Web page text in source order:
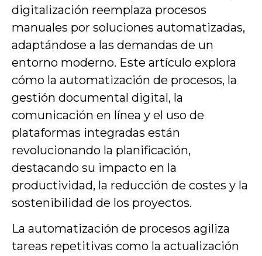
digitalización reemplaza procesos
manuales por soluciones automatizadas,
adaptándose a las demandas de un
entorno moderno. Este artículo explora
cómo la automatización de procesos, la
gestión documental digital, la
comunicación en línea y el uso de
plataformas integradas están
revolucionando la planificación,
destacando su impacto en la
productividad, la reducción de costes y la
sostenibilidad de los proyectos.
La automatización de procesos agiliza
tareas repetitivas como la actualización